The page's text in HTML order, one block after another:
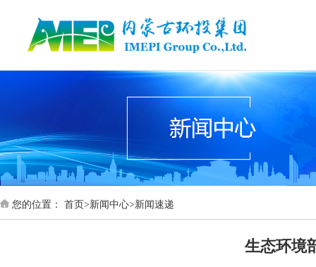
首页
您的位置： 首页>新闻中心>新闻速递
生态环境